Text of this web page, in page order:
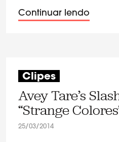
Continuar lendo
Clipes
Avey Tare’s
“Strange
25/03/2014